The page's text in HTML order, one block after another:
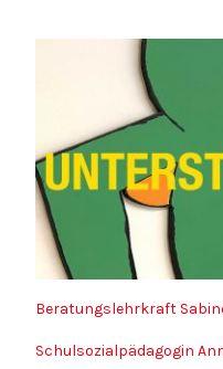
Beratungslehrkraft
Schulsozialpädagogin